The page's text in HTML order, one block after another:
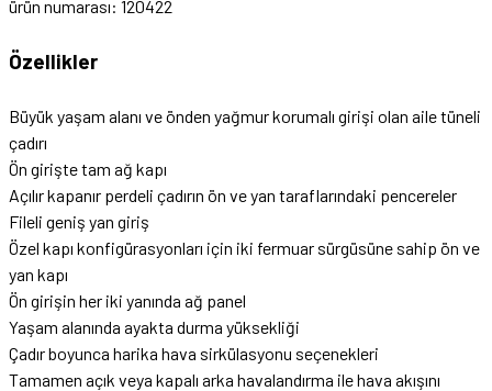
ürün numarası: 120422
Özellikler
Büyük yaşam alanı ve önden yağmur korumalı girişi olan aile tüneli
çadırı
Ön girişte tam ağ kapı
Açılır kapanır perdeli çadırın ön ve yan taraflarındaki pencereler
Fileli geniş yan giriş
Özel kapı konfigürasyonları için iki fermuar sürgüsüne sahip ön ve
yan kapı
Ön girişin her iki yanında ağ panel
Yaşam alanında ayakta durma yüksekliği
Çadır boyunca harika hava sirkülasyonu seçenekleri
Tamamen açık veya kapalı arka havalandırma ile hava akışını